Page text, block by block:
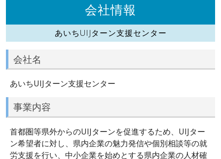
会社情報
あいちUIJターン支援センター
会社名
あいちUIJターン支援センター
事業内容
首都圏等県外からのUIJターンを促進するため、UIJター
ン希望者に対し、県内企業の魅力発信や個別相談等の就
労支援を行い、中小企業を始めとする県内企業の人材確